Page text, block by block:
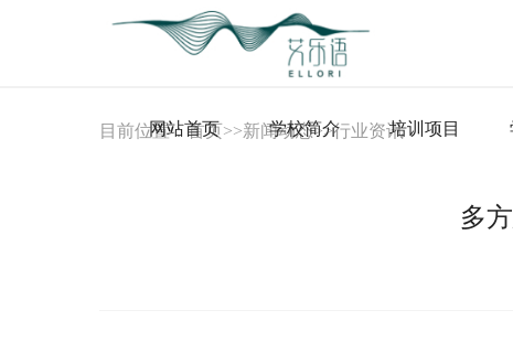
网站首页 学校简介 培训项目
目前位置：首页>>新闻动态>>行业资讯
多